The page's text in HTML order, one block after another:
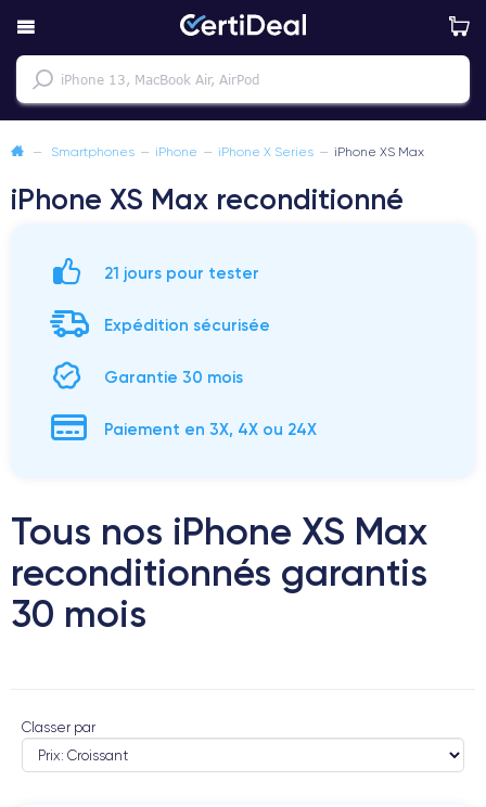
— Smartphones — iPhone — iPhone X Series — iPhone XS Max
iPhone XS Max reconditionné
21 jours pour tester
Expédition sécurisée
Garantie 30 mois
Paiement en 3X, 4X ou 24X
Tous nos iPhone XS Max
reconditionnés garantis
30 mois
Classer par